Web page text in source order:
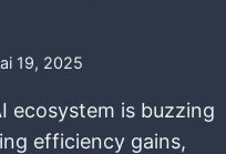
19, 2025
ecosystem is buzzing
efficiency gains,